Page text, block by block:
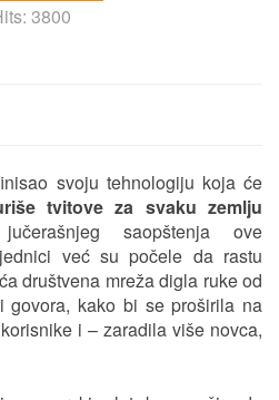
3800
svoju tehnologiju koja će
tvitove za svaku zemlju
saopštenja ove
već su počele da rastu
društvena mreža digla ruke od
govora, kako bi se proširila na
i – zaradila više novca,